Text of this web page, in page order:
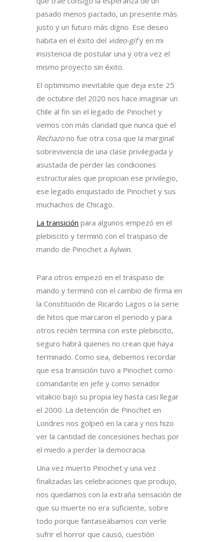
pasado menos pactado, un presente más
justo y un futuro más digno. Ese deseo
habita en el éxito del video-gify en mi
insistencia de postular una y otra vez el
mismo proyecto sin éxito.
El optimismo inevitable que deja este 25
de octubre del 2020 nos hace imaginar un
Chile al fin sin el legado de Pinochet y
vemos con más claridad que nunca que el
Rechazono fue otra cosa que la marginal
sobrevivencia de una clase privilegiada y
asustada de perder las condiciones
estructurales que propician ese privilegio,
ese legado enquistado de Pinochet y sus
muchachos de Chicago.
La transición para algunos empezó en el
plebiscito y terminó con el traspaso de
mando de Pinochet a Aylwin.
Para otros empezó en el traspaso de
mando y terminó con el cambio de firma en
la Constitución de Ricardo Lagos o la serie
de hitos que marcaron el periodo y para
otros recién termina con este plebiscito,
seguro habrá quienes no crean que haya
terminado. Como sea, debemos recordar
que esa transición tuvo a Pinochet como
comandante en jefe y como senador
vitalicio bajo su propia ley hasta casi llegar
el 2000. La detención de Pinochet en
Londres nos golpeó en la cara y nos hizo
ver la cantidad de concesiones hechas por
el miedo a perder la democracia.
Una vez muerto Pinochet y una vez
finalizadas las celebraciones que produjo,
nos quedamos con la extraña sensación de
que su muerte no era suficiente, sobre
todo porque fantaseábamos con verle
sufrir el horror que causó, cuestión